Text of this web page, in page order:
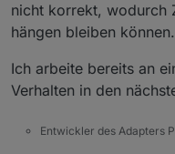
nicht korrekt, wodurch
hängen bleiben können.
Ich arbeite bereits an
Verhalten in den
Entwickler des Adapters